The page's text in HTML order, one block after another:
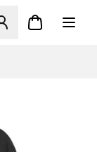
Modal til at